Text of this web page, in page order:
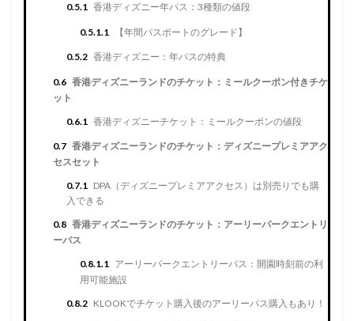
0.5.1 香港ディズニー年パス：3種類の値段
0.5.1.1 【年間パスポートのグレード】
0.5.2 香港ディズニー：年パスの特典
0.6 香港ディズニーランドのチケット：ミールクーポン付きチケ
ット
0.6.1 香港ディズニーチケット：ミールクーポンの値段
0.7 香港ディズニーランドのチケット：ディズニープレミアアク
セスセット
0.7.1
DPA（ディズニープレミアアクセス）は別売りでも購
入できる
0.8 香港ディズニーランドのチケット：アーリーパークエントリ
ーパス
0.8.1.1
アーリーパークエントリーパス：開園時刻前の利
用可能施設
0.8.2 KLOOKでチケット購入後のアーリーパス購入もあり！